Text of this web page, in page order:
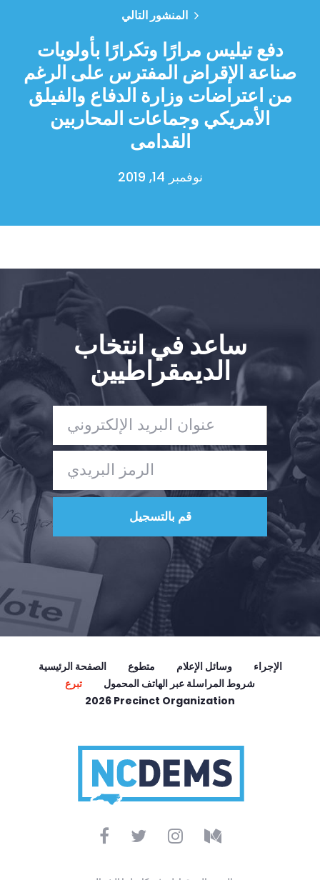
المنشور التالي
دفع تيليس مرارًا وتكرارًا بأولويات
صناعة الإقراض المفترس على الرغم
من اعتراضات وزارة الدفاع والفيلق
الأمريكي وجماعات المحاربين
القدامى
نوفمبر 14, 2019
ساعد في انتخاب
الديمقراطيين
الصفحة الرئيسية متطوع وسائل الإعلام
الإجراء
تبرع
شروط المراسلة عبر الهاتف المحمول
2026 Precinct Organization